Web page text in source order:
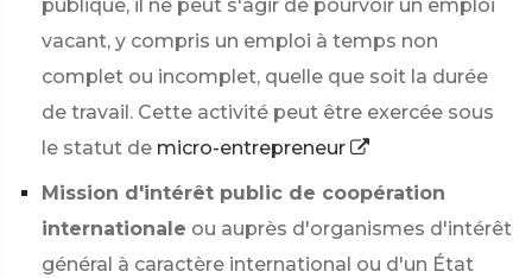
publique, il ne peut s'agir de pourvoir un emploi
vacant, y compris un emploi à temps non
complet ou incomplet, quelle que soit la durée
de travail. Cette activité peut être exercée sous
le statut de micro-entrepreneur
Mission d'intérêt public de coopération
internationale ou auprès d'organismes d'intérêt
général à caractère international ou d'un État